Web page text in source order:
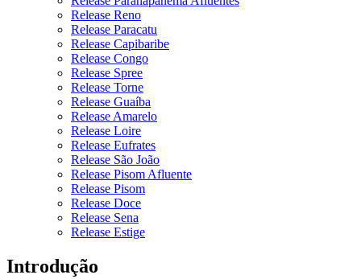
Release Reno
Release Paracatu
Release Capibaribe
Release Congo
Release Spree
Release Torne
Release Guaíba
Release Amarelo
Release Loire
Release Eufrates
Release São João
Release Pisom Afluente
Release Pisom
Release Doce
Release Sena
Release Estige
Introdução